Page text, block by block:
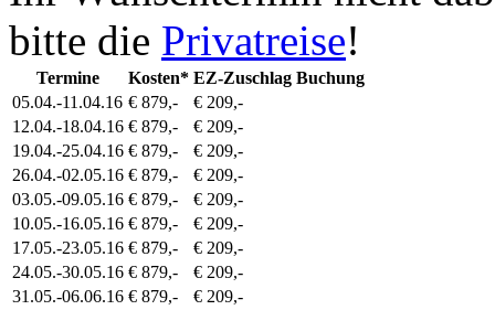
bitte die Privatreise!
Termine Kosten* EZ-Zuschlag Buchung
05.04.-11.04.16 € 879,-
€ 209,-
12.04.-18.04.16 € 879,-
€ 209,-
19.04.-25.04.16 € 879,-
€ 209,-
26.04.-02.05.16 € 879,-
€ 209,-
03.05.-09.05.16 € 879,-
€ 209,-
10.05.-16.05.16 € 879,-
€ 209,-
17.05.-23.05.16 € 879,-
€ 209,-
24.05.-30.05.16 € 879,-
€ 209,-
31.05.-06.06.16 € 879,-
€ 209,-